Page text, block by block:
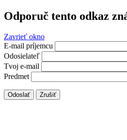
Odporuč tento odkaz
Zavrieť okno
E-mail príjemcu
Odosielateľ
Tvoj e-mail
Predmet
Odoslať Zrušiť